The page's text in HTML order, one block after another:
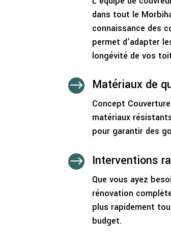
dans tout le
connaissance des
permet d’adapter
longévité de vos
$ Matériaux de
Concept
matériaux
pour garantir des
$ Interventions
Que vous ayez
rénovation
plus rapidement
budget.